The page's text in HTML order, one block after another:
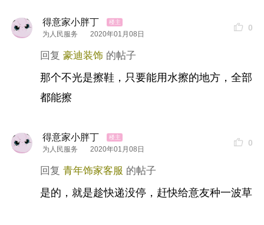
购买链接：
如果你要查看本帖隐藏内容请回复
2、黑锅克星，烧焦渍清洁液
得意家小胖丁
为人民服务 2020年01月08日
0
豪迪装饰
那个不光是擦鞋，只要能用水擦的地方，全部
都能擦
得意家小胖丁
为人民服务 2020年01月08日
0
青年饰家客服
是的，就是趁快递没停，赶快给意友种一波草